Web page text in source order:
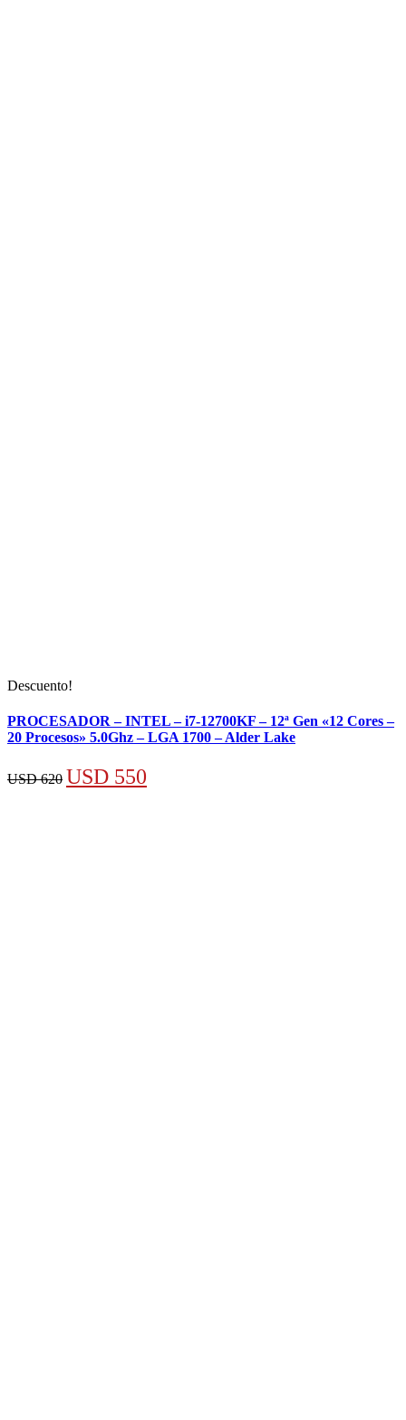
Descuento!
PROCESADOR – INTEL – i7-12700KF – 12ª Gen «12 Cores –
20 Procesos» 5.0Ghz – LGA 1700 – Alder Lake
USD620 El
USD 550